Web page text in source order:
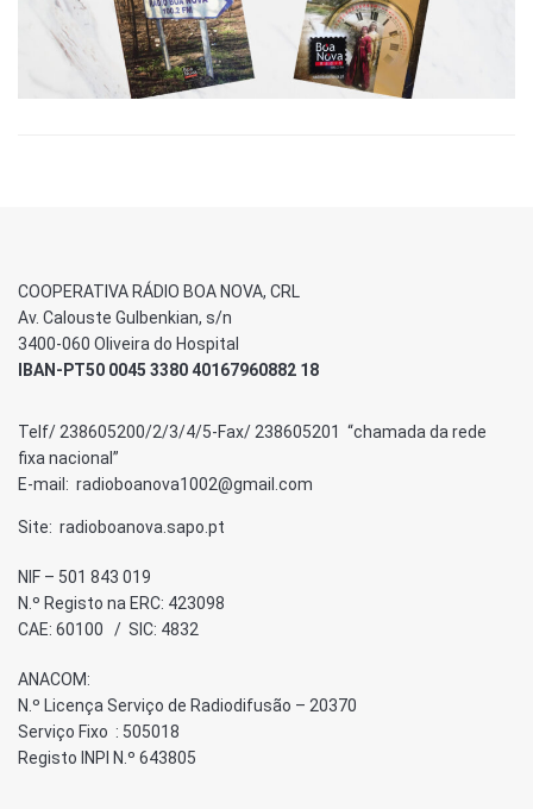
COOPERATIVA RÁDIO BOA NOVA, CRL
Av. Calouste Gulbenkian, s/n
3400-060 Oliveira do Hospital
IBAN-PT50 0045 3380 40167960882 18
Telf/ 238605200/2/3/4/5-Fax/ 238605201 “chamada da rede
fixa nacional”
E-mail: radioboanova1002@gmail.com
Site: radioboanova.sapo.pt
NIF – 501 843 019
N.º Registo na ERC: 423098
CAE: 60100 / SIC: 4832
ANACOM:
N.º Licença Serviço de Radiodifusão – 20370
Serviço Fixo : 505018
Registo INPI N.º 643805